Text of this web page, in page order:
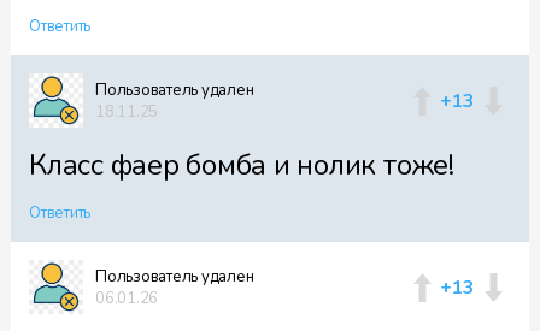
Ответить
Пользователь удален
18.11.25
+13
Класс фаер бомба и нолик тоже!
Ответить
Пользователь удален
06.01.26
+13